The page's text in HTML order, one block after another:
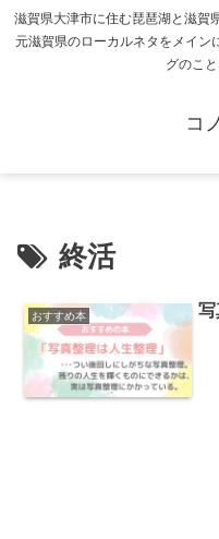
滋賀県大津市に住む琵琶湖と滋賀
元滋賀県のローカルネタをメイン
グのこ
コ
終活
おすすめ本 写